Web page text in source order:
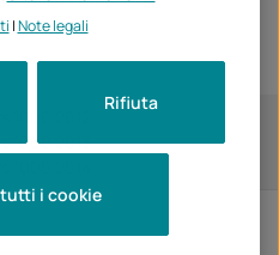
1000 2013
|Note legali
Rifiuta
i cookie